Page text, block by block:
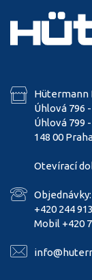
Hütermann
Úhlová 796
Úhlová 799
148 00
Otevírací
Objednávky:
+420 244
Mobil +420